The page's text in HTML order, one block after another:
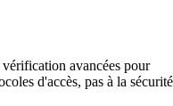
avancées pour
d'accès, pas à la sécurité